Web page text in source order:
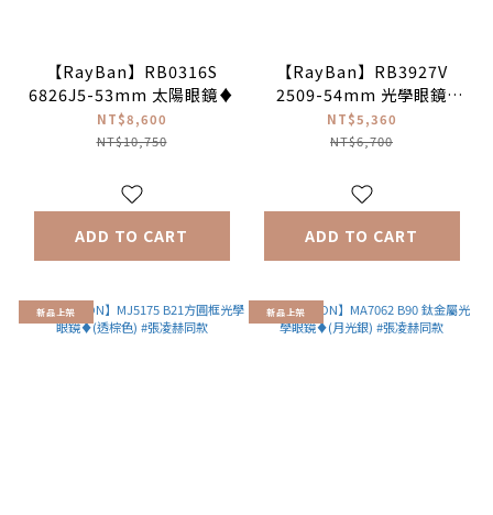
【RayBan】RB0316S
6826J5-53mm 太陽眼鏡♦
NT$8,600
NT$10,750
ADD TO CART
【RayBan】RB3927V
2509-54mm 光學眼鏡
♦(亮黑色)
NT$5,360
NT$6,700
ADD TO CART
新品上架 新品上架